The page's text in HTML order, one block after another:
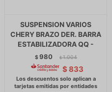
SUSPENSION VARIOS
CHERY BRAZO DER. BARRA
ESTABILIZADORA QQ -
$980 $ 1.004
$ 833